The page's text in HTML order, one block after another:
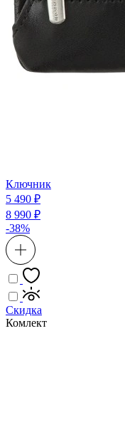
Ключник
5 490 ₽
8 990 ₽
-38%
Скидка
Комлект